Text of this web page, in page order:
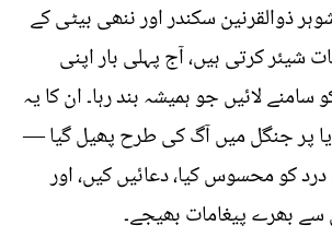
ذوالقرنین سکندر اور ننھی بیٹی کے
شیئر کرتی ہیں، آج پہلی بار اپنی
لائیں جو ہمیشہ بند رہا۔ ان کا یہ
پر جنگل میں آگ کی طرح پھیل گیا —
کو محسوس کیا، دعائیں کیں، اور
بھرے پیغامات بھیجے۔